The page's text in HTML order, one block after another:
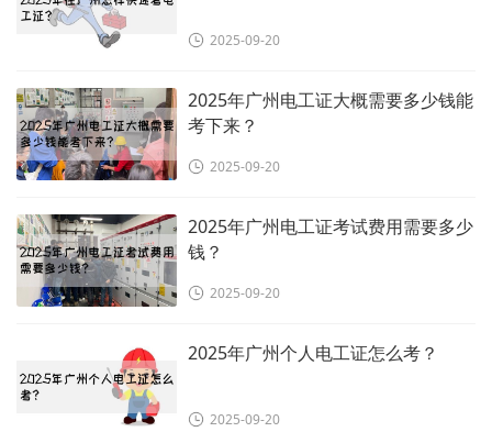
2025-09-20
2025年广州电工证大概需要多少钱能
考下来？
2025-09-20
2025年广州电工证考试费用需要多少
钱？
2025-09-20
2025年广州个人电工证怎么考？
2025-09-20